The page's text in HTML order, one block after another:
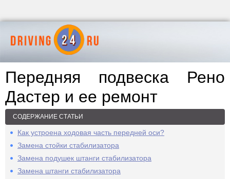
Передняя подвеска Рено
Дастер и ее ремонт
СОДЕРЖАНИЕ СТАТЬИ
Как устроена ходовая часть передней оси?
Замена стойки стабилизатора
Замена подушек штанги стабилизатора
Замена штанги стабилизатора